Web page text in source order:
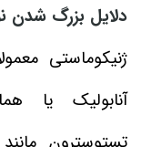
دلایل بزرگ شدن
ژنیکوماستی
آنابولیک یا